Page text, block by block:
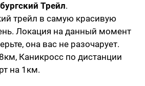
Трейл.
трейл в самую красивую
Локация на данный момент
она вас не разочарует.
Каникросс по дистанции
на 1км.